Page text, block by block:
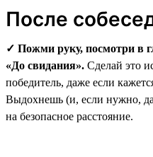
После
✓ Пожми руку, посмотри в
«До свидания». Сделай это
победитель, даже если
Выдохнешь (и, если нужно,
на безопасное расстояние.